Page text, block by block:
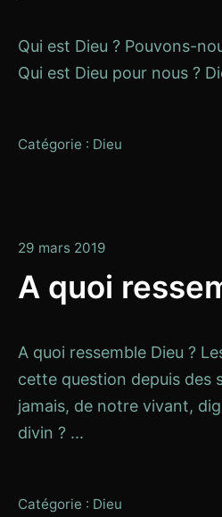
Qui est Dieu ? Pouvons-
Qui est Dieu pour nous ?
Catégorie : Dieu
29 mars 2019
janvier
2020
A quoi
A quoi ressemble Dieu ?
cette question depuis des
jamais, de notre vivant,
divin ? ...
Catégorie : Dieu